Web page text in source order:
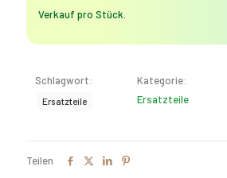
Verkauf pro Stück.
Schlagwort:
Ersatzteile
Kategorie:
Ersatzteile
Teilen